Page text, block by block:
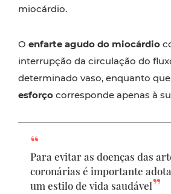
miocárdio.
O enfarte agudo do miocárdio
interrupção da circulação do
determinado vaso, enquanto que
esforço corresponde apenas à
Para evitar as doenças das
coronárias é importante
um estilo de vida saudável